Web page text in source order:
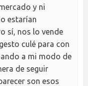
y ni
estarían
sí, nos lo vende
culé para con
a mi modo de
de seguir
son esos